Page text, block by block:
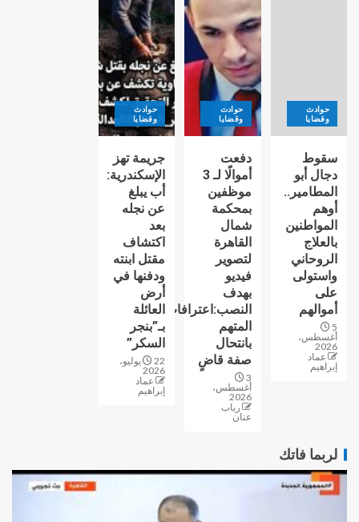
حوادث
وقضايا
سقوط
دجال أبو
المطامير..
أوهم
المواطنين
بالعلاج
الروحاني
واستولى
على
أموالهم
5
أغسطس،
2026
عماد
إبراهيم
حوادث
وقضايا
دفعت
أموالًا لـ 3
موظفين
بمحكمة
شمال
القاهرة
لتصوير
فيديو
بهدف
النصب:اعترافات
المتهم
بانتحال
صفة قاضٍ
3
أغسطس،
2026
رباب
عنان
حوادث
وقضايا
جريمة تهز
الإسكندرية:
أب يبلغ
عن نجله
بعد
اكتشاف
مقتل ابنته
ودفنها في
أرض
العائلة
بـ”بنجر
السكر”
22 يوليو،
2026
عماد
إبراهيم
لربما فاتك